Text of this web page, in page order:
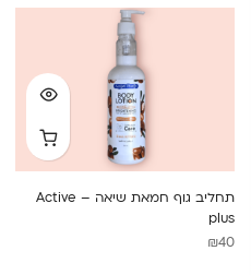
תחליב גוף חמאת שיאה – Active
plus
₪40